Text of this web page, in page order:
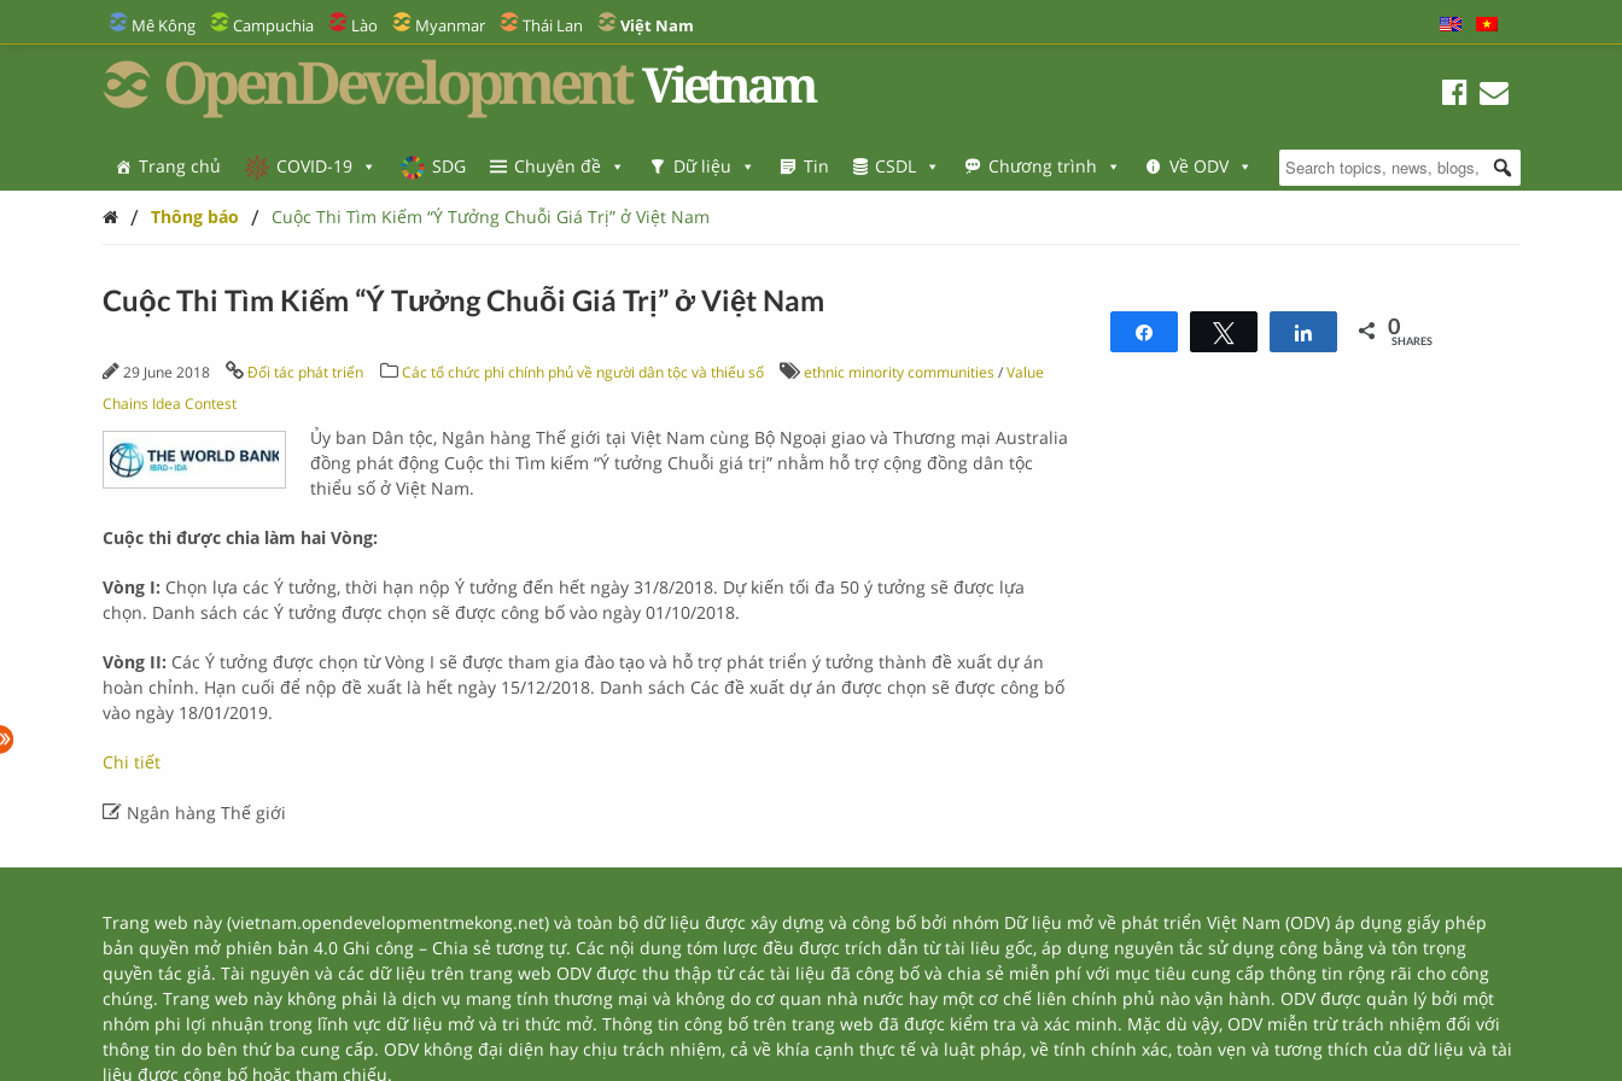
Mê Kông Campuchia Lào Myanmar Thái Lan Việt Nam
OpenDevelopment Vietnam
Trang chủ COVID-19 SDG Chuyên đề Dữ liệu Tin CSDL Chương trình Về ODV
/ Thông báo / Cuộc Thi Tìm Kiếm “Ý Tưởng Chuỗi Giá Trị” ở Việt Nam
Cuộc Thi Tìm Kiếm “Ý Tưởng Chuỗi Giá Trị” ở Việt Nam
29 June 2018 Đối tác phát triển Các tổ chức phi chính phủ về người dân tộc và thiểu số ethnic minority communities /Value
Chains Idea Contest
Ủy ban Dân tộc, Ngân hàng Thế giới tại Việt Nam cùng Bộ Ngoại giao và Thương mại Australia
đồng phát động Cuộc thi Tìm kiếm “Ý tưởng Chuỗi giá trị” nhằm hỗ trợ cộng đồng dân tộc
thiểu số ở Việt Nam.
Cuộc thi được chia làm hai Vòng:
Vòng I: Chọn lựa các Ý tưởng, thời hạn nộp Ý tưởng đến hết ngày 31/8/2018. Dự kiến tối đa 50 ý tưởng sẽ được lựa
chọn. Danh sách các Ý tưởng được chọn sẽ được công bố vào ngày 01/10/2018.
Vòng II: Các Ý tưởng được chọn từ Vòng I sẽ được tham gia đào tạo và hỗ trợ phát triển ý tưởng thành đề xuất dự án
hoàn chỉnh. Hạn cuối để nộp đề xuất là hết ngày 15/12/2018. Danh sách Các đề xuất dự án được chọn sẽ được công bố
vào ngày 18/01/2019.
Chi tiết
Ngân hàng Thế giới
Share 0
SHARES
Trang web này (vietnam.opendevelopmentmekong.net) và toàn bộ dữ liệu được xây dựng và công bố bởi nhóm Dữ liệu mở về phát triển Việt Nam (ODV) áp dụng giấy phép
bản quyền mở phiên bản 4.0 Ghi công – Chia sẻ tương tự. Các nội dung tóm lược đều được trích dẫn từ tài liêu gốc, áp dụng nguyên tắc sử dụng công bằng và tôn trọng
quyền tác giả. Tài nguyên và các dữ liệu trên trang web ODV được thu thập từ các tài liệu đã công bố và chia sẻ miễn phí với mục tiêu cung cấp thông tin rộng rãi cho công
chúng. Trang web này không phải là dịch vụ mang tính thương mại và không do cơ quan nhà nước hay một cơ chế liên chính phủ nào vận hành. ODV được quản lý bởi một
nhóm phi lợi nhuận trong lĩnh vực dữ liệu mở và tri thức mở. Thông tin công bố trên trang web đã được kiểm tra và xác minh. Mặc dù vậy, ODV miễn trừ trách nhiệm đối với
thông tin do bên thứ ba cung cấp. ODV không đại diện hay chịu trách nhiệm, cả về khía cạnh thực tế và luật pháp, về tính chính xác, toàn vẹn và tương thích của dữ liệu và tài
liệu được công bố hoặc tham chiếu.